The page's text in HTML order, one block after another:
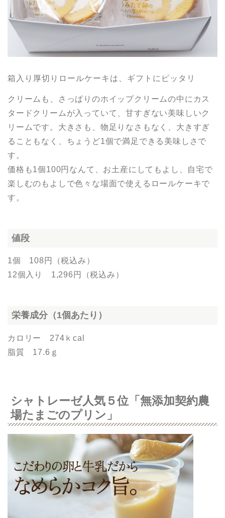
箱入り厚切りロールケーキは、ギフトにピッタリ
クリームも、さっぱりのホイップクリームの中にカス
タードクリームが入っていて、甘すぎない美味しいク
リームです。大きさも、物足りなさもなく、大きすぎ
ることもなく、ちょうど1個で満足できる美味しさで
す。
価格も1個100円なんて、お土産にしてもよし、自宅で
楽しむのもよしで色々な場面で使えるロールケーキで
す。
値段
1個 108円（税込み）
12個入り 1,296円（税込み）
栄養成分（1個あたり）
カロリー 274ｋcal
脂質 17.6ｇ
シャトレーゼ人気５位「無添加契約農
場たまごのプリン」